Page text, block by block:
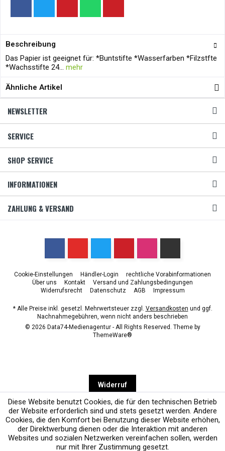
Beschreibung
Das Papier ist geeignet für: *Buntstifte *Wasserfarben *Filzstfte
*Wachsstifte 24... mehr
Ähnliche Artikel
NEWSLETTER
SERVICE
SHOP SERVICE
INFORMATIONEN
ZAHLUNG & VERSAND
Cookie-Einstellungen Händler-Login
rechtliche Vorabinformationen
Über uns
Kontakt
Versand und Zahlungsbedingungen
Widerrufsrecht
Datenschutz AGB Impressum
* Alle Preise inkl. gesetzl. Mehrwertsteuer zzgl. Versandkosten und ggf.
Nachnahmegebühren, wenn nicht anders beschrieben
© 2026 Data74-Medienagentur - All Rights Reserved. Theme by
ThemeWare®
Widerruf
Diese Website benutzt Cookies, die für den technischen Betrieb
der Website erforderlich sind und stets gesetzt werden. Andere
Cookies, die den Komfort bei Benutzung dieser Website erhöhen,
der Direktwerbung dienen oder die Interaktion mit anderen
Websites und sozialen Netzwerken vereinfachen sollen, werden
nur mit Ihrer Zustimmung gesetzt.